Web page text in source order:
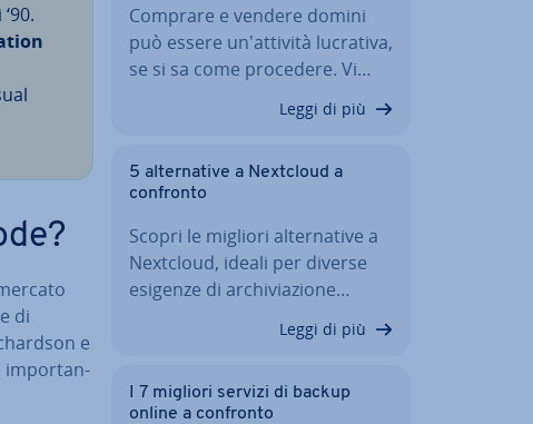
di
e
im­por­tan­
Comprare e vendere domini
può essere un'at­ti­vi­tà lucrativa,
se si sa come procedere. Vi…
Leggi di più
5 al­ter­na­ti­ve a Nextcloud a
confronto
Scopri le migliori al­ter­na­ti­ve a
Nextcloud, ideali per diverse
esigenze di ar­chi­via­zio­ne…
Leggi di più
I 7 migliori servizi di backup
online a confronto